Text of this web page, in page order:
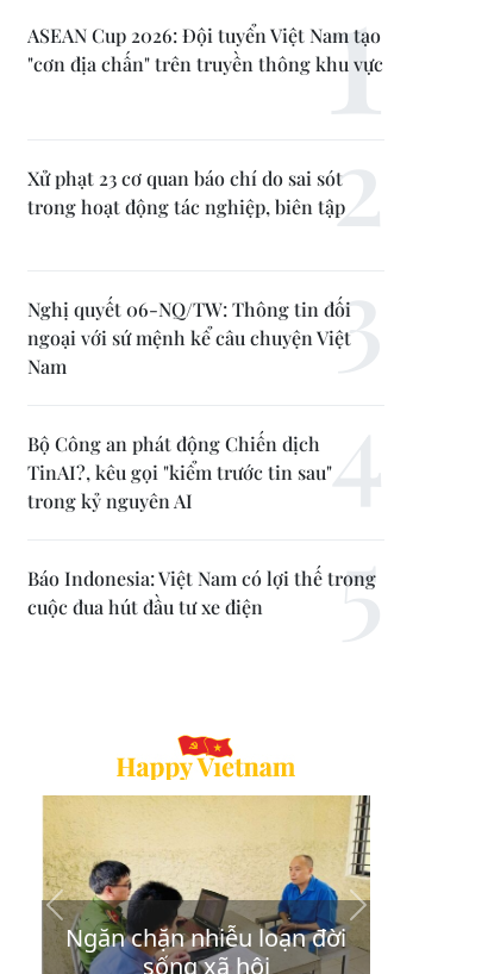
ASEAN Cup 2026: Đội tuyển Việt Nam tạo
"cơn địa chấn" trên truyền thông khu vực
Xử phạt 23 cơ quan báo chí do sai sót
trong hoạt động tác nghiệp, biên tập
Nghị quyết 06-NQ/TW: Thông tin đối
ngoại với sứ mệnh kể câu chuyện Việt
Nam
Bộ Công an phát động Chiến dịch
TinAI?, kêu gọi "kiểm trước tin sau"
trong kỷ nguyên AI
Báo Indonesia: Việt Nam có lợi thế trong
cuộc đua hút đầu tư xe điện